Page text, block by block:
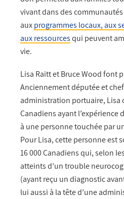
vivant dans des
auxprogrammes locaux, aux
aux ressourcesqui peuvent
vie.
Lisa Raitt et Bruce Wood font
Anciennement députée et
administration portuaire, Lisa
Canadiens ayant l’expérience
à une personne touchée par
Pour Lisa, cette personne est
16 000 Canadiens qui, selon
atteints d’un trouble
(ayant reçu un diagnostic
lui aussi à la tête d’une